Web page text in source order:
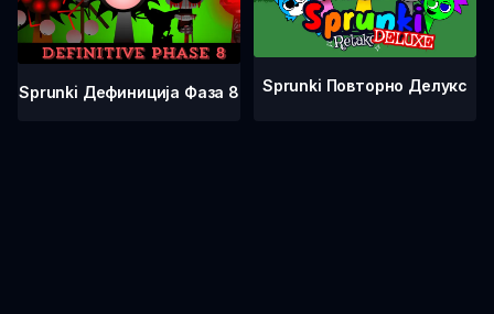
Sprunki Дефиниција Фаза 8 Sprunki Повторно Делукс